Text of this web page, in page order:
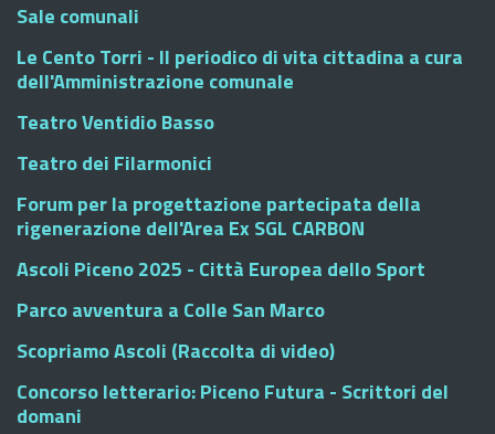
Sale comunali
Le Cento Torri - Il periodico di vita cittadina a cura
dell'Amministrazione comunale
Teatro Ventidio Basso
Teatro dei Filarmonici
Forum per la progettazione partecipata della
rigenerazione dell'Area Ex SGL CARBON
Ascoli Piceno 2025 - Città Europea dello Sport
Parco avventura a Colle San Marco
Scopriamo Ascoli (Raccolta di video)
Concorso letterario: Piceno Futura - Scrittori del
domani